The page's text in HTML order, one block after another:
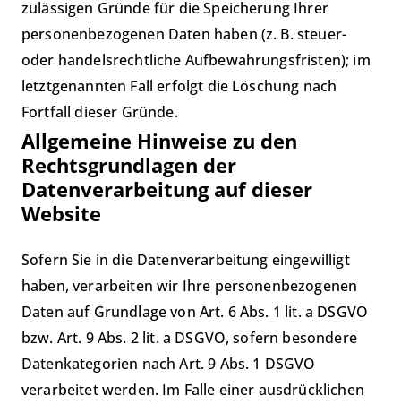
zulässigen Gründe für die Speicherung Ihrer
personenbezogenen Daten haben (z. B. steuer-
oder handelsrechtliche Aufbewahrungsfristen); im
letztgenannten Fall erfolgt die Löschung nach
Fortfall dieser Gründe.
Allgemeine Hinweise zu den
Rechtsgrundlagen der
Datenverarbeitung auf dieser
Website
Sofern Sie in die Datenverarbeitung eingewilligt
haben, verarbeiten wir Ihre personenbezogenen
Daten auf Grundlage von Art. 6 Abs. 1 lit. a DSGVO
bzw. Art. 9 Abs. 2 lit. a DSGVO, sofern besondere
Datenkategorien nach Art. 9 Abs. 1 DSGVO
verarbeitet werden. Im Falle einer ausdrücklichen